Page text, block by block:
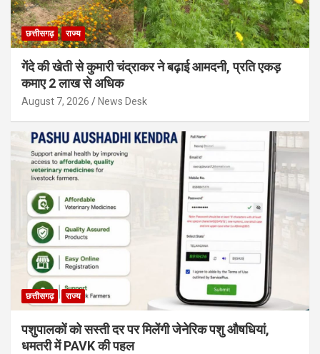
छत्तीसगढ़ राज्य
गेंदे की खेती से कुमारी चंद्राकर ने बढ़ाई आमदनी, प्रति एकड़
कमाए 2 लाख से अधिक
August 7, 2026 News Desk
छत्तीसगढ़ राज्य
पशुपालकों को सस्ती दर पर मिलेंगी जेनेरिक पशु औषधियां,
धमतरी में PAVK की पहल